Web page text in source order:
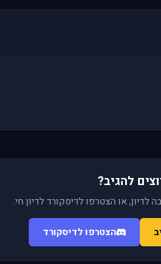
להגיב?
לדיון, או הצטרפו לדיסקורד לדיון חי.
הצטרפו לדיסקורד